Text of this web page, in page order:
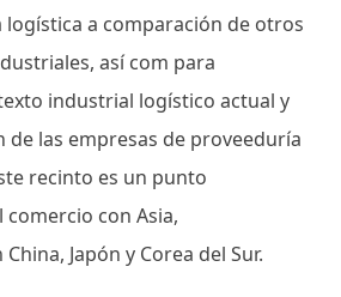
logística a comparación de otros
así com para
industrial logístico actual y
de las empresas de proveeduría
recinto es un punto
con Asia,
Japón y Corea del Sur.